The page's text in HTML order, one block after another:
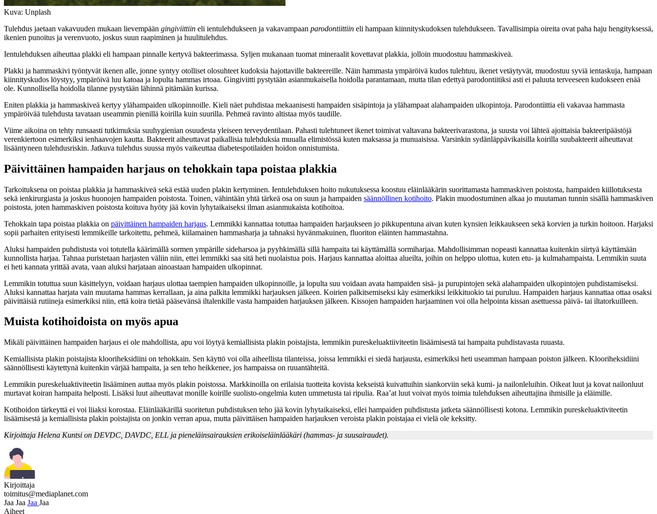
Kuva: Unplash
Tulehdus jaetaan vakavuuden mukaan lievempään gingiviittiin eli ientulehdukseen ja vakavampaan parodontiittiin eli hampaan kiinnityskudoksen tulehdukseen. Tavallisimpia oireita ovat paha haju hengityksessä,
ikenien punoitus ja verenvuoto, joskus suun raapiminen ja huulitulehdus.
Ientulehduksen aiheuttaa plakki eli hampaan pinnalle kertyvä bakteerimassa. Syljen mukanaan tuomat mineraalit kovettavat plakkia, jolloin muodostuu hammaskiveä.
Plakki ja hammaskivi työntyvät ikenen alle, jonne syntyy otolliset olosuhteet kudoksia hajottaville bakteereille. Näin hammasta ympäröivä kudos tulehtuu, ikenet vetäytyvät, muodostuu syviä ientaskuja, hampaan
kiinnityskudos löystyy, ympäröivä luu katoaa ja lopulta hammas irtoaa. Gingiviitti pystytään asianmukaisella hoidolla parantamaan, mutta tilan edettyä parodontiitiksi asti ei paluuta terveeseen kudokseen enää
ole. Kunnollisella hoidolla tilanne pystytään lähinnä pitämään kurissa.
Eniten plakkia ja hammaskiveä kertyy ylähampaiden ulkopinnoille. Kieli näet puhdistaa mekaanisesti hampaiden sisäpintoja ja ylähampaat alahampaiden ulkopintoja. Parodontiittia eli vakavaa hammasta
ympäröivää tulehdusta tavataan useammin pienillä koirilla kuin suurilla. Pehmeä ravinto altistaa myös taudille.
Viime aikoina on tehty runsaasti tutkimuksia suuhygienian osuudesta yleiseen terveydentilaan. Pahasti tulehtuneet ikenet toimivat valtavana bakteerivarastona, ja suusta voi lähteä ajoittaisia bakteeripäästöjä
verenkiertoon esimerkiksi ienhaavojen kautta. Bakteerit aiheuttavat paikallisia tulehduksia muualla elimistössä kuten maksassa ja munuaisissa. Varsinkin sydänläppävikaisilla koirilla suubakteerit aiheuttavat
lisääntyneen tulehdusriskin. Jatkuva tulehdus suussa myös vaikeuttaa diabetespotilaiden hoidon onnistumista.
Päivittäinen hampaiden harjaus on tehokkain tapa poistaa plakkia
Tarkoituksena on poistaa plakkia ja hammaskiveä sekä estää uuden plakin kertyminen. Ientulehduksen hoito nukutuksessa koostuu eläinlääkärin suorittamasta hammaskiven poistosta, hampaiden kiillotuksesta
sekä ienkirurgiasta ja joskus huonojen hampaiden poistosta. Toinen, vähintään yhtä tärkeä osa on suun ja hampaiden säännöllinen kotihoito. Plakin muodostuminen alkaa jo muutaman tunnin sisällä hammaskiven
poistosta, joten hammaskiven poistosta koituva hyöty jää kovin lyhytaikaiseksi ilman asianmukaista kotihoitoa.
Tehokkain tapa poistaa plakkia on päivittäinen hampaiden harjaus. Lemmikki kannattaa totuttaa hampaiden harjaukseen jo pikkupentuna aivan kuten kynsien leikkaukseen sekä korvien ja turkin hoitoon. Harjaksi
sopii parhaiten erityisesti lemmikeille tarkoitettu, pehmeä, kiilamainen hammasharja ja tahnaksi hyvänmakuinen, fluoriton eläinten hammastahna.
Aluksi hampaiden puhdistusta voi totutella käärimällä sormen ympärille sideharsoa ja pyyhkimällä sillä hampaita tai käyttämällä sormiharjaa. Mahdollisimman nopeasti kannattaa kuitenkin siirtyä käyttämään
kunnollista harjaa. Tahnaa puristetaan harjasten väliin niin, ettei lemmikki saa sitä heti nuolaistua pois. Harjaus kannattaa aloittaa alueilta, joihin on helppo ulottua, kuten etu- ja kulmahampaista. Lemmikin suuta
ei heti kannata yrittää avata, vaan aluksi harjataan ainoastaan hampaiden ulkopinnat.
Lemmikin totuttua suun käsittelyyn, voidaan harjaus ulottaa taempien hampaiden ulkopinnoille, ja lopulta suu voidaan avata hampaiden sisä- ja purupintojen sekä alahampaiden ulkopintojen puhdistamiseksi.
Aluksi kannattaa harjata vain muutama hammas kerrallaan, ja aina palkita lemmikki harjauksen jälkeen. Koirien palkitsemiseksi käy esimerkiksi leikkituokio tai puruluu. Hampaiden harjaus kannattaa ottaa osaksi
päivittäisiä rutiineja esimerkiksi niin, että koira tietää pääsevänsä iltalenkille vasta hampaiden harjauksen jälkeen. Kissojen hampaiden harjaaminen voi olla helpointa kissan asettuessa päivä- tai iltatorkuilleen.
Muista kotihoidoista on myös apua
Mikäli päivittäinen hampaiden harjaus ei ole mahdollista, apu voi löytyä kemiallisista plakin poistajista, lemmikin pureskeluaktiiviteetin lisäämisestä tai hampaita puhdistavasta ruuasta.
Kemiallisista plakin poistajista klooriheksidiini on tehokkain. Sen käyttö voi olla aiheellista tilanteissa, joissa lemmikki ei siedä harjausta, esimerkiksi heti useamman hampaan poiston jälkeen. Klooriheksidiini
säännöllisesti käytettynä kuitenkin värjää hampaita, ja sen teho heikkenee, jos hampaissa on ruuantähteitä.
Lemmikin pureskeluaktiviteetin lisääminen auttaa myös plakin poistossa. Markkinoilla on erilaisia tuotteita kovista kekseistä kuivattuihin siankorviin sekä kumi- ja nailonleluihin. Oikeat luut ja kovat nailonluut
murtavat koiran hampaita helposti. Lisäksi luut aiheuttavat monille koirille suolisto-ongelmia kuten ummetusta tai ripulia. Raa’at luut voivat myös toimia tulehduksen aiheuttajina ihmisille ja eläimille.
Kotihoidon tärkeyttä ei voi liiaksi korostaa. Eläinlääkärillä suoritetun puhdistuksen teho jää kovin lyhytaikaiseksi, ellei hampaiden puhdistusta jatketa säännöllisesti kotona. Lemmikin pureskeluaktiviteetin
lisäämisestä ja kemiallisista plakin poistajista on jonkin verran apua, mutta päivittäisen hampaiden harjauksen veroista plakin poistajaa ei vielä ole keksitty.
Kirjoittaja Helena Kuntsi on DEVDC, DAVDC, ELL ja pieneläinsairauksien erikoiseläinlääkäri (hammas- ja suusairaudet).
Kirjoittaja
toimitus@mediaplanet.com
Jaa Jaa Jaa Jaa
Aiheet